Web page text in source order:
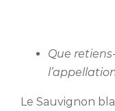
Que
Le Sauvignon